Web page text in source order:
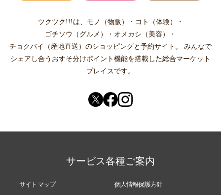
ツクツク!!!は、 モノ（物販） ・ コト（体験）
・
ゴチソウ（グルメ）
・ オメカシ（美容）
・
チョクバイ（産地直送） のショッピングと予約サイト。
みんなで
シェアし合う おすそ分けポイント機能を搭載した総合マーケット
プレイスです。
サービス各種ご案内
サイトマップ 個人情報保護方針